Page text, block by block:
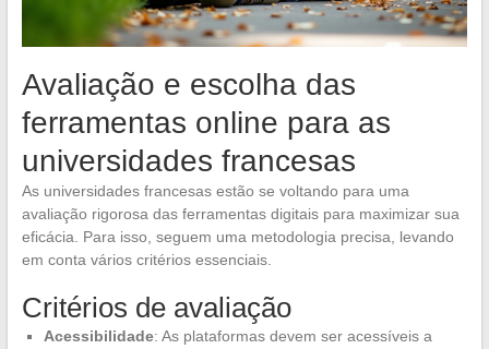
Avaliação e escolha das
ferramentas online para as
universidades francesas
As universidades francesas estão se voltando para uma
avaliação rigorosa das ferramentas digitais para maximizar sua
eficácia. Para isso, seguem uma metodologia precisa, levando
em conta vários critérios essenciais.
Critérios de avaliação
Acessibilidade: As plataformas devem ser acessíveis a